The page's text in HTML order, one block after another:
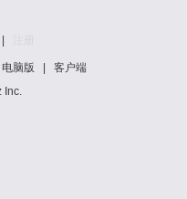
电脑版
客户端
Inc.